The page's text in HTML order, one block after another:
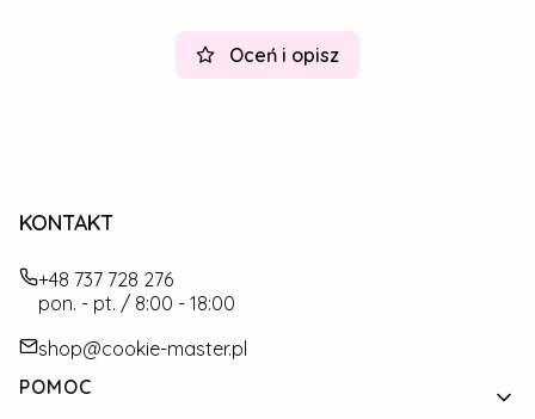
Oceń i opisz
KONTAKT
+48 737 728 276
pon. - pt. / 8:00 - 18:00
shop@cookie-master.pl
Linki w stopce
POMOC